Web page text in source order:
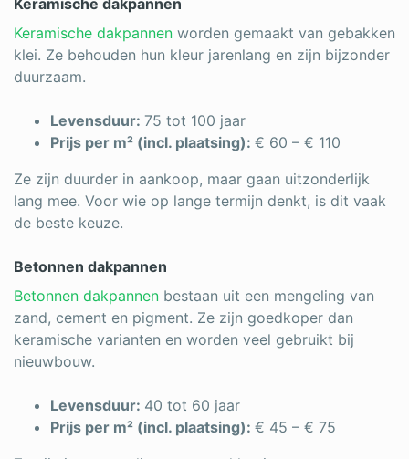
Keramische dakpannen
Keramische dakpannen worden gemaakt van gebakken
klei. Ze behouden hun kleur jarenlang en zijn bijzonder
duurzaam.
Levensduur: 75 tot 100 jaar
Prijs per m² (incl. plaatsing): € 60 – € 110
Ze zijn duurder in aankoop, maar gaan uitzonderlijk
lang mee. Voor wie op lange termijn denkt, is dit vaak
de beste keuze.
Betonnen dakpannen
Betonnen dakpannen bestaan uit een mengeling van
zand, cement en pigment. Ze zijn goedkoper dan
keramische varianten en worden veel gebruikt bij
nieuwbouw.
Levensduur: 40 tot 60 jaar
Prijs per m² (incl. plaatsing): € 45 – € 75